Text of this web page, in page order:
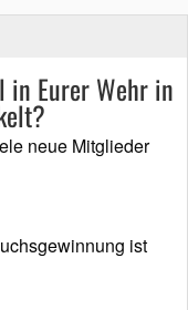
in Eurer Wehr in
neue Mitglieder
ist